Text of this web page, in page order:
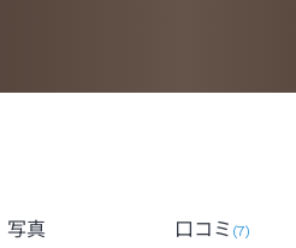
写真 口コミ (7)